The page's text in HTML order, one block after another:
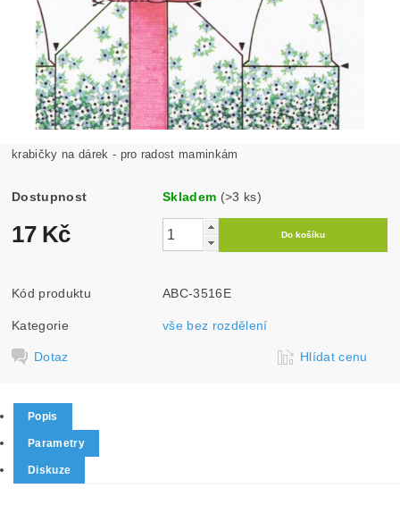
krabičky na dárek - pro radost maminkám
Dostupnost Skladem (>3 ks)
17 Kč
Kód produktu ABC-3516E
Kategorie vše bez rozdělení
Dotaz Hlídat cenu
Popis
Parametry
Diskuze